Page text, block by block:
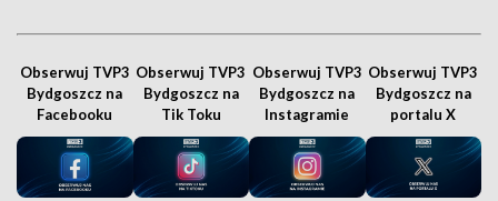
Obserwuj TVP3
Bydgoszcz na
Facebooku
Obserwuj TVP3
Bydgoszcz na
Tik Toku
Obserwuj TVP3
Bydgoszcz na
Instagramie
Obserwuj TVP3
Bydgoszcz na
portalu X